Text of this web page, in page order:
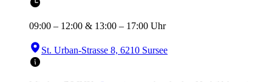
09:00 – 12:00 & 13:00 – 17:00 Uhr
St. Urban-Strasse 8, 6210 Sursee